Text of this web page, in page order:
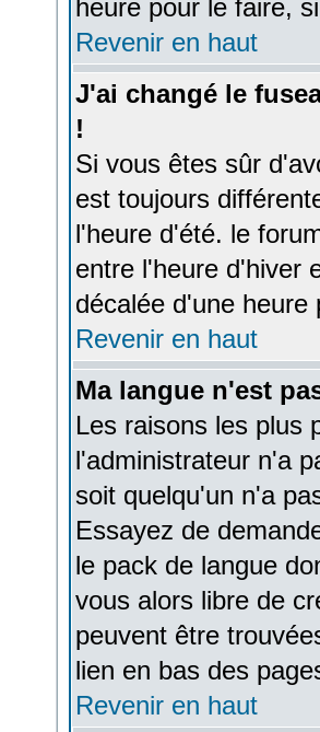
heure pour le faire,
Revenir en haut
J'ai changé le
!
Si vous êtes sûr
est toujours
l'heure d'été. le
entre l'heure d'hiver
décalée d'une
Revenir en haut
Ma langue n'est
Les raisons les plus
l'administrateur n'a
soit quelqu'un n'a
Essayez de
le pack de langue
vous alors libre de
peuvent être
lien en bas des
Revenir en haut